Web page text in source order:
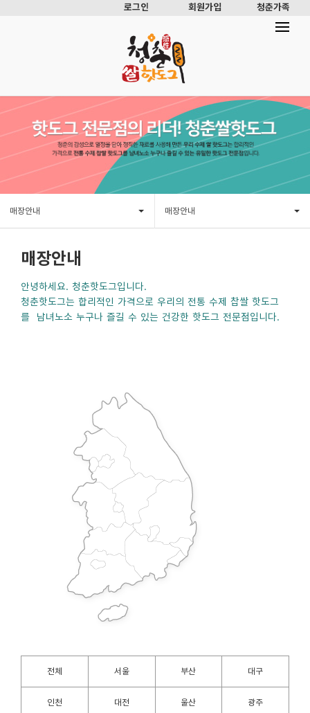
로그인 회원가입 청춘가족
매장안내 매장안내
매장안내
안녕하세요. 청춘핫도그입니다.
청춘핫도그는 합리적인 가격으로 우리의 전통 수제 찹쌀 핫도그
를 남녀노소 누구나 즐길 수 있는 건강한 핫도그 전문점입니다.
전체 서울 부산 대구
인천 대전 울산 광주